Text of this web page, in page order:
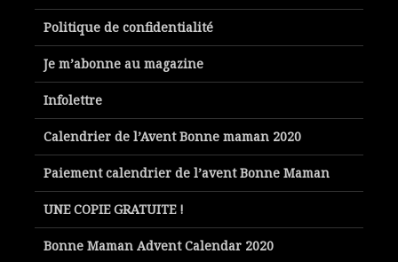
Politique de confidentialité
Je m’abonne au magazine
Infolettre
Calendrier de l’Avent Bonne maman 2020
Paiement calendrier de l’avent Bonne Maman
UNE COPIE GRATUITE !
Bonne Maman Advent Calendar 2020